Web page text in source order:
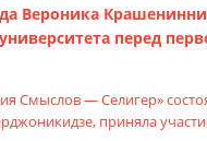
Вероника
университета перед